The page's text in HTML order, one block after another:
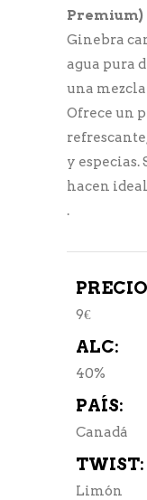
Premium)
Ginebra
agua pura
una
Ofrece un
y especias.
hacen
.
9€
ALC:
40%
PAÍS:
Canadá
TWIST:
Limón